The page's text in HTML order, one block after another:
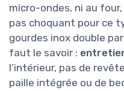
micro-ondes, ni au
pas choquant pour ce
gourdes inox double
faut le savoir :
l’intérieur, pas de
paille intégrée ou de